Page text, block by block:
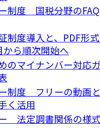
制度 国税分野の
制度導入と、PDF形
から順次開始へ
のマイナンバー対応
制度 フリーの動画
く活用
法定調書関係の様